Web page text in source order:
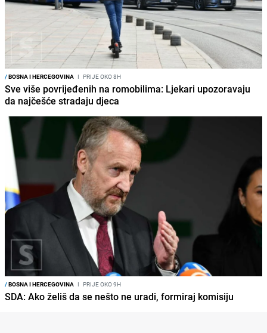
/BOSNA I HERCEGOVINA I PRIJE OKO 8H
Sve više povrijeđenih na romobilima: Ljekari upozoravaju
da najčešće stradaju djeca
/BOSNA I HERCEGOVINA I PRIJE OKO 9H
SDA: Ako želiš da se nešto ne uradi, formiraj komisiju